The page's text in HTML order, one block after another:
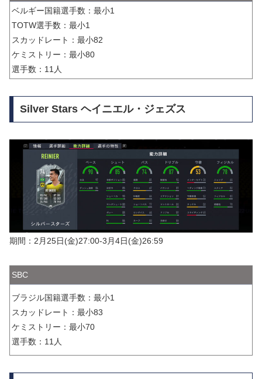
ベルギー国籍選手数：最小1
TOTW選手数：最小1
スカッドレート：最小82
ケミストリー：最小80
選手数：11人
Silver Stars ヘイニエル・ジェズス
期間：2月25日(金)27:00-3月4日(金)26:59
SBC
ブラジル国籍選手数：最小1
スカッドレート：最小83
ケミストリー：最小70
選手数：11人